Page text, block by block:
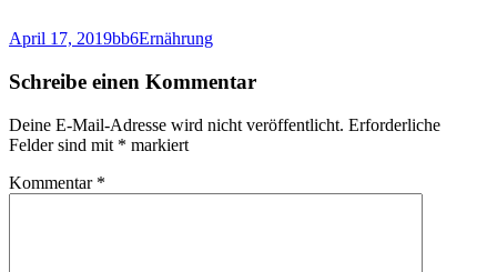
Veröffentlicht
April 17, 2019Autor
bb6Kategorien
Ernährung
Schreibe einen Kommentar
Deine E-Mail-Adresse wird nicht veröffentlicht. Erforderliche
Felder sind mit * markiert
Kommentar *